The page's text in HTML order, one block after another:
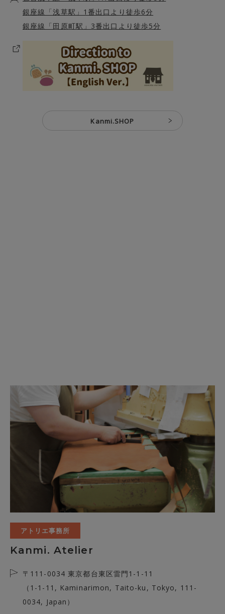
銀座線「浅草駅」1番出口より徒歩6分
銀座線「田原町駅」3番出口より徒歩5分
Kanmi.SHOP
アトリエ事務所
Kanmi. Atelier
〒111-0034 東京都台東区雷門1-1-11
（1-1-11, Kaminarimon, Taito-ku, Tokyo, 111-
0034, Japan）